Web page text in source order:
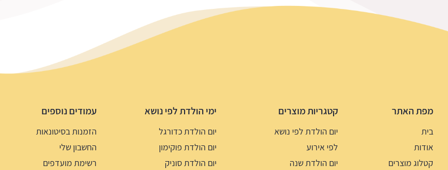
מפת האתר
בית
אודות
קטלוג מוצרים
קטגריות מוצרים
יום הולדת לפי נושא
לפי אירוע
יום הולדת שנה
ימי הולדת לפי נושא
יום הולדת כדורגל
יום הולדת פוקימון
יום הולדת סוניק
עמודים נוספים
הזמנות בסיטונאות
החשבון שלי
רשימת מועדפים